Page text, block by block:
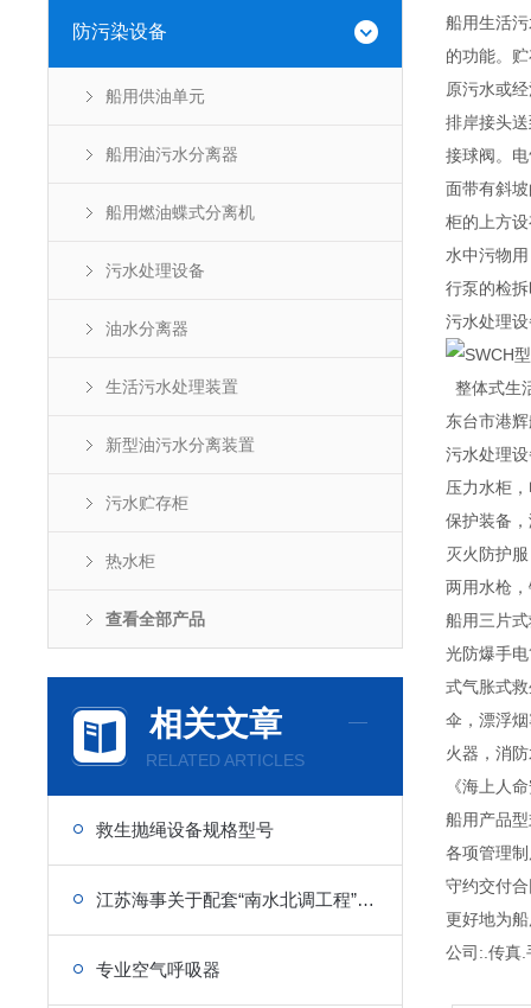
防污染设备
船用供油单元
船用油污水分离器
船用燃油蝶式分离机
污水处理设备
油水分离器
生活污水处理装置
新型油污水分离装置
污水贮存柜
热水柜
查看全部产品
相关文章
RELATED ARTICLES
救生抛绳设备规格型号
江苏海事关于配套“南水北调工程”船用设备的政策
专业空气呼吸器
船用生活
的功能。
原污水或
排岸接头
接球阀。
面带有斜
柜的上方
水中污物
行泵的检
污水处理
整体式生
东台市港
污水处理
压力水柜
保护装备
灭火防护
两用水枪
船用三片
光防爆手
式气胀式
伞，漂浮
火器，消
《海上人
船用产品
各项管理
守约交付
更好地为
公司:.传真.